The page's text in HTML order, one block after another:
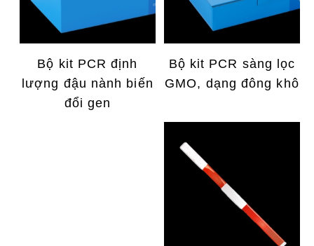
Bộ kit PCR định
lượng đậu nành biến
đổi gen
Bộ kit PCR sàng lọc
GMO, dạng đông khô